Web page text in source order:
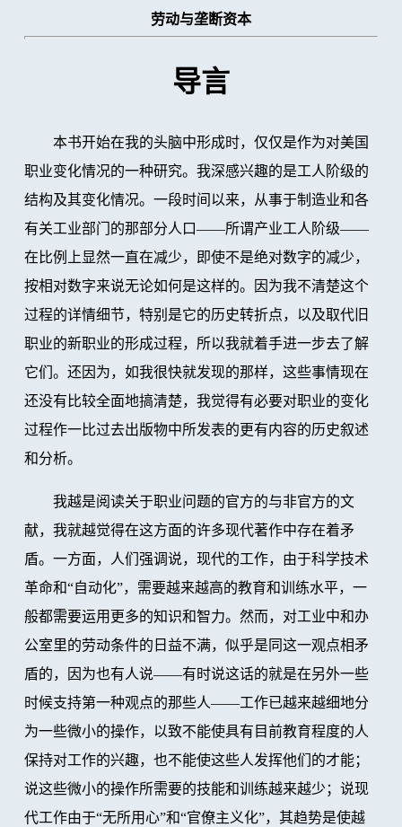
劳动与垄断资本
导言
本书开始在我的头脑中形成时，仅仅是作为对美国
职业变化情况的一种研究。我深感兴趣的是工人阶级的
结构及其变化情况。一段时间以来，从事于制造业和各
有关工业部门的那部分人口——所谓产业工人阶级——
在比例上显然一直在减少，即使不是绝对数字的减少，
按相对数字来说无论如何是这样的。因为我不清楚这个
过程的详情细节，特别是它的历史转折点，以及取代旧
职业的新职业的形成过程，所以我就着手进一步去了解
它们。还因为，如我很快就发现的那样，这些事情现在
还没有比较全面地搞清楚，我觉得有必要对职业的变化
过程作一比过去出版物中所发表的更有内容的历史叙述
和分析。
我越是阅读关于职业问题的官方的与非官方的文
献，我就越觉得在这方面的许多现代著作中存在着矛
盾。一方面，人们强调说，现代的工作，由于科学技术
革命和“自动化”，需要越来越高的教育和训练水平，一
般都需要运用更多的知识和智力。然而，对工业中和办
公室里的劳动条件的日益不满，似乎是同这一观点相矛
盾的，因为也有人说——有时说这话的就是在另外一些
时候支持第一种观点的那些人——工作已越来越细地分
为一些微小的操作，以致不能使具有目前教育程度的人
保持对工作的兴趣，也不能使这些人发挥他们的才能；
说这些微小的操作所需要的技能和训练越来越少；说现
代工作由于“无所用心”和“官僚主义化”，其趋势是使越